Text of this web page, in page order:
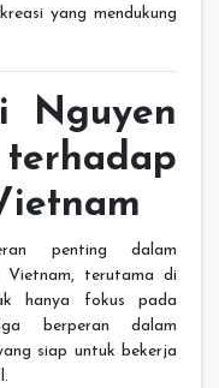
yang mendukung
Nguyen
penting dalam
Vietnam, terutama di
hanya fokus pada
berperan dalam
siap untuk bekerja